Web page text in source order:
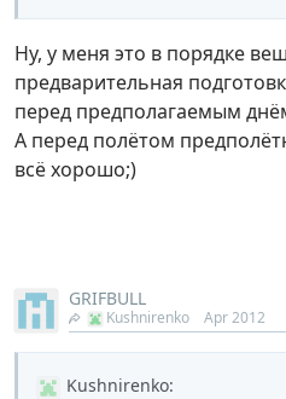
Ну, у меня это в порядке
предварительная
перед предполагаемым
А перед полётом
всё хорошо;)
GRIFBULL
Kushnirenko Apr 2012
Kushnirenko: